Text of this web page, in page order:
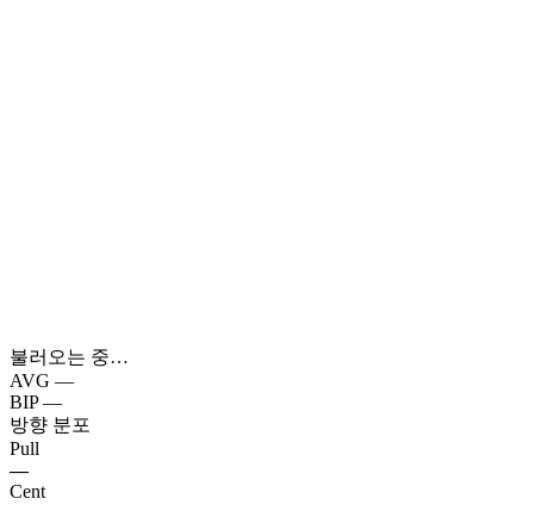
불러오는 중…
AVG —
BIP —
방향 분포
Pull
—
Cent